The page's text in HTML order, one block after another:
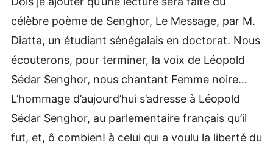
célèbre poème de Senghor, Le Message, par M.
Diatta, un étudiant sénégalais en doctorat. Nous
écouterons, pour terminer, la voix de Léopold
Sédar Senghor, nous chantant Femme noire…
L’hommage d’aujourd’hui s’adresse à Léopold
Sédar Senghor, au parlementaire français qu’il
fut, et, ô combien! à celui qui a voulu la liberté du